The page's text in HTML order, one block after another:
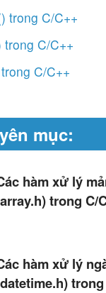
trong C/C++
trong C/C++
C/C++
mục:
hàm xử lý
trong C/
hàm xử lý
trong